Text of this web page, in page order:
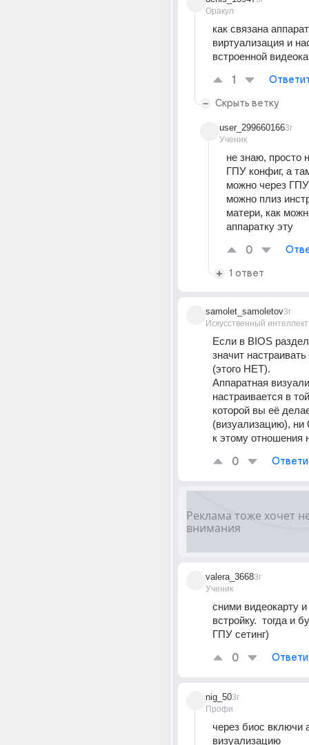
Оракул
как связана
виртуализация и
встроенной
1
Скрыть ветку
user_299660166
Ученик
3г
не знаю, просто
ГПУ конфиг, а
можно через ГПУ
можно плиз
матери, как
аппаратку эту
0
1 ответ
samolet_samoletov
Искусственный интеллект
3г
Если в BIOS
значит
(этого НЕТ).
Аппаратная
настраивается в
которой вы её
(визуализацию),
к этому отношения
0
valera_3668
Ученик
3г
сними видеокарту
встройку.  тогда и
ГПУ сетинг)
0
nig_50
Профи
3г
через биос включи
визуализацию